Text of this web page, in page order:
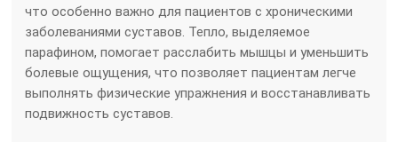
что особенно важно для пациентов с хроническими
заболеваниями суставов. Тепло, выделяемое
парафином, помогает расслабить мышцы и уменьшить
болевые ощущения, что позволяет пациентам легче
выполнять физические упражнения и восстанавливать
подвижность суставов.